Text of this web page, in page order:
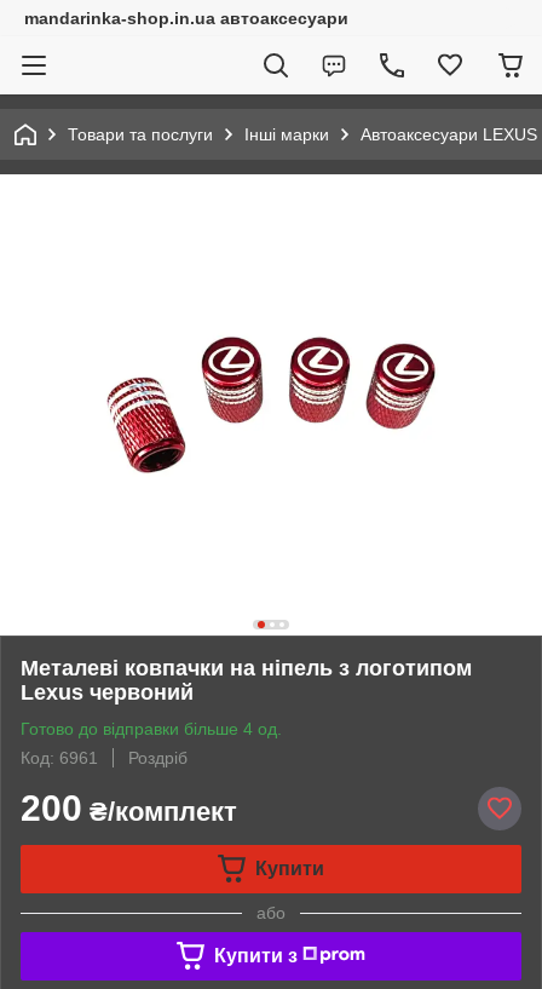
mandarinka-shop.in.ua автоаксесуари
Товари та послуги Інші марки Автоаксесуари LEXUS
Металеві ковпачки на ніпель з логотипом
Lexus червоний
Готово до відправки більше 4 од.
Код: 6961
Роздріб
200 ₴/комплект
Купити
або
Купити з